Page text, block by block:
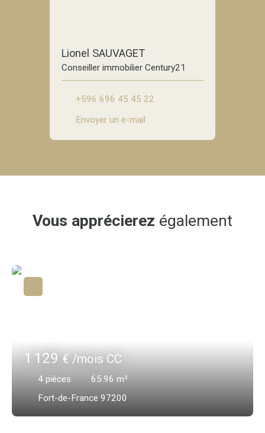
Lionel SAUVAGET
Conseiller immobilier Century21
+596 696 45 45 22
Envoyer un e-mail
Vous apprécierez également
1 129€ /mois CC
4 pièces 65.96 m²
Fort-de-France 97200